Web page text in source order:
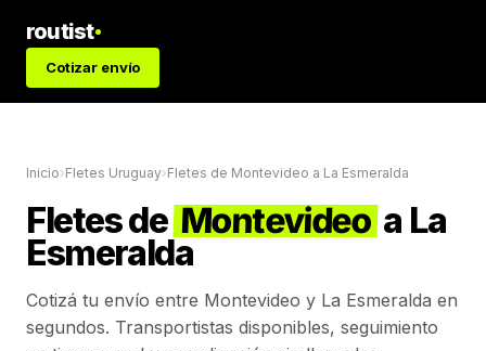
routist
Cotizar envío
Inicio›Fletes Uruguay›Fletes de Montevideo a La Esmeralda
Fletes de Montevideo a La
Esmeralda
Cotizá tu envío entre Montevideo y La Esmeralda en
segundos. Transportistas disponibles, seguimiento